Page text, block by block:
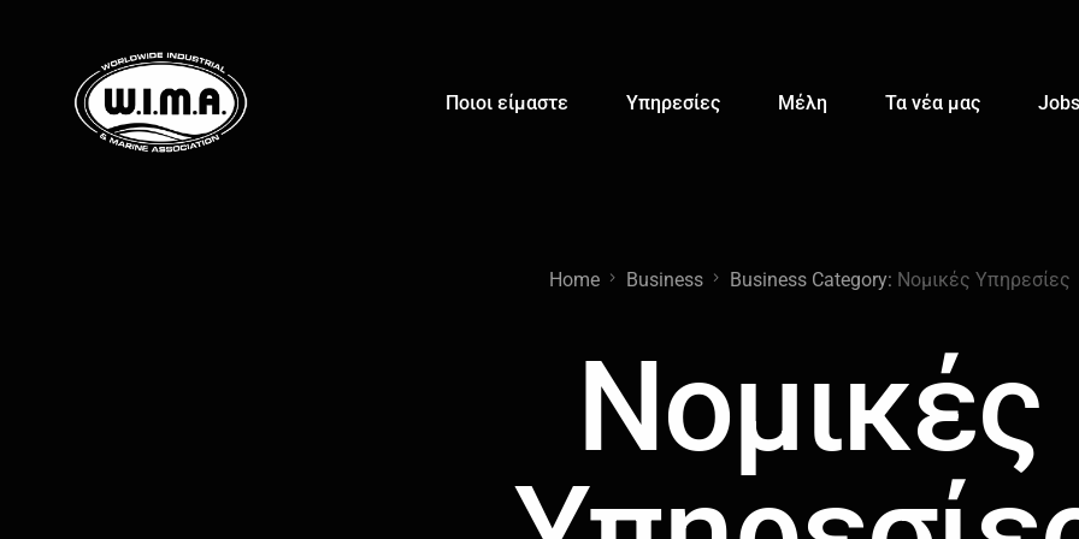
Ποιοι είμαστε Υπηρεσίες Μέλη Τα νέα μας Jobs
Home Business Business Category: Νομικές Υπηρεσίες
Νομικές